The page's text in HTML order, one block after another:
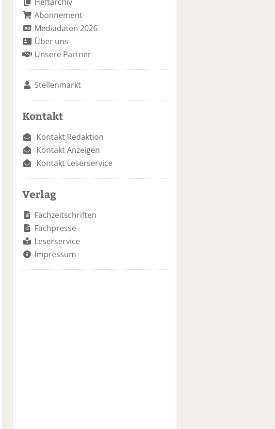
Abonnement
Mediadaten 2026
Über uns
Unsere Partner
Stellenmarkt
Kontakt
Kontakt Redaktion
Kontakt Anzeigen
Kontakt Leserservice
Verlag
Fachzeitschriften
Fachpresse
Leserservice
Impressum